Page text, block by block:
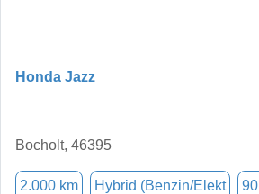
Honda Jazz
Bocholt, 46395
2.000 km Hybrid (Benzin/Elekt